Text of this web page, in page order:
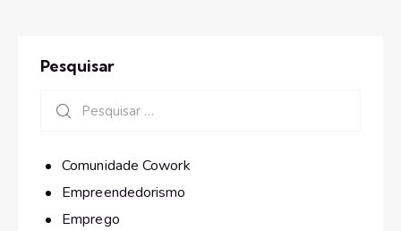
Pesquisar
Comunidade Cowork
Empreendedorismo
Emprego